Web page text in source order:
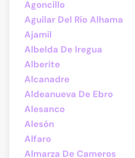
Agoncillo
Aguilar Del Río Alhama
Ajamil
Albelda De Iregua
Alberite
Alcanadre
Aldeanueva De Ebro
Alesanco
Alesón
Alfaro
Almarza De Cameros